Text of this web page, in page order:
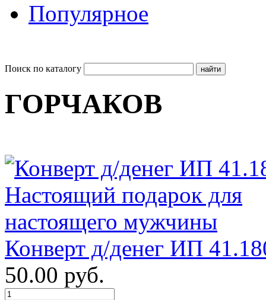
Популярное
Поиск по каталогу
ГОРЧАКОВ
Конверт д/денег ИП
50.00 руб.